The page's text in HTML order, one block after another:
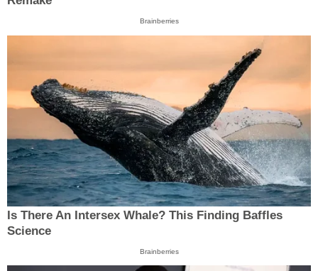
Brainberries
Is There An Intersex Whale? This Finding Baffles
Science
Brainberries